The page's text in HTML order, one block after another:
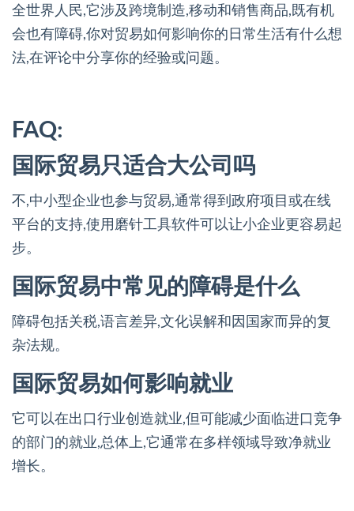
全世界人民,它涉及跨境制造,移动和销售商品,既有机
会也有障碍,你对贸易如何影响你的日常生活有什么想
法,在评论中分享你的经验或问题。
FAQ:
国际贸易只适合大公司吗
不,中小型企业也参与贸易,通常得到政府项目或在线
平台的支持,使用磨针工具软件可以让小企业更容易起
步。
国际贸易中常见的障碍是什么
障碍包括关税,语言差异,文化误解和因国家而异的复
杂法规。
国际贸易如何影响就业
它可以在出口行业创造就业,但可能减少面临进口竞争
的部门的就业,总体上,它通常在多样领域导致净就业
增长。